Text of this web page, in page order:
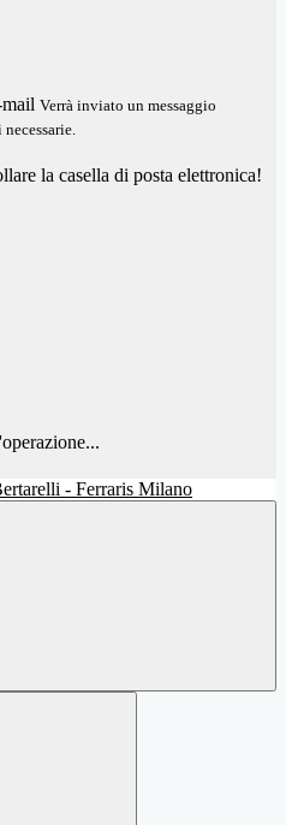
Verrà inviato un messaggio
la casella di posta elettronica!